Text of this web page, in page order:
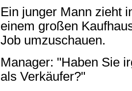
Ein junger Mann zieht
einem großen
Job umzuschauen.
Manager: "Haben Sie
als Verkäufer?"